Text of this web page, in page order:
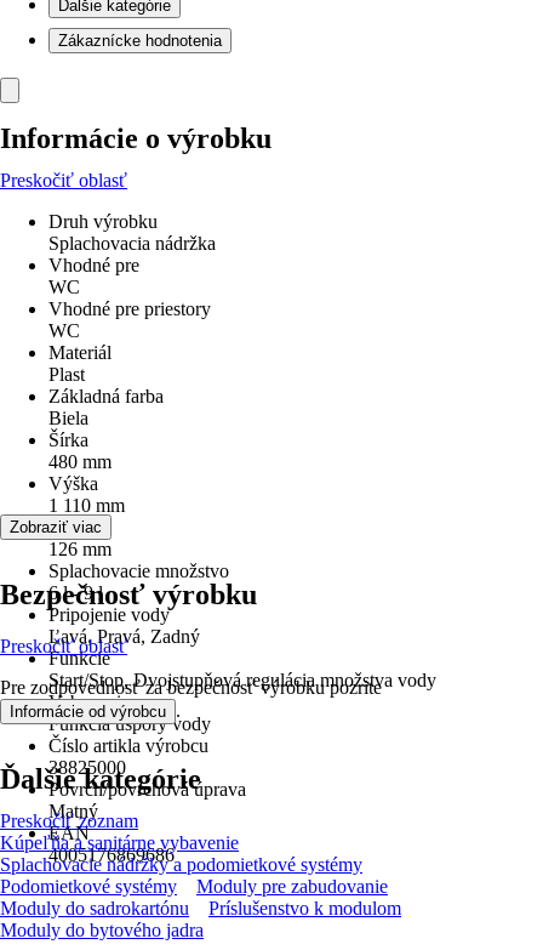
Ďalšie kategórie
Zákaznícke hodnotenia
Informácie o výrobku
Preskočiť oblasť
Druh výrobku
Splachovacia nádržka
Vhodné pre
WC
Vhodné pre priestory
WC
Materiál
Plast
Základná farba
Biela
Šírka
480 mm
Výška
1 110 mm
Hĺbka
126 mm
Splachovacie množstvo
6 l - 9 l
Pripojenie vody
Ľavá, Pravá, Zadný
Funkcie
Start/Stop, Dvojstupňová regulácia množstva vody
Vybavenie
Funkcia úspory vody
Číslo artikla výrobcu
38825000
Povrch/povrchová úprava
Matný
EAN
4005176869686
Zobraziť viac
Bezpečnosť výrobku
Preskočiť oblasť
Pre zodpovednosť za bezpečnosť výrobku pozrite
Informácie od výrobcu .
Ďalšie kategórie
Preskočiť zoznam
Kúpeľňa a sanitárne vybavenie
Splachovacie nádržky a podomietkové systémy
Podomietkové systémy
Moduly pre zabudovanie
Moduly do sadrokartónu
Príslušenstvo k modulom
Moduly do bytového jadra